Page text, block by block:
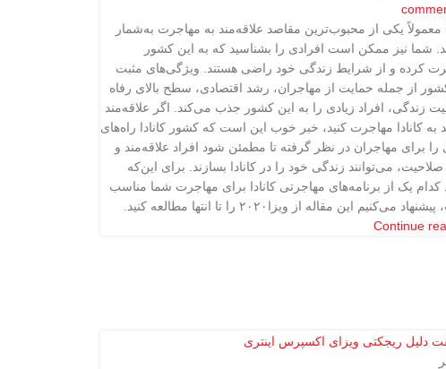
معمولاً یکی از محبوب‌ترین مقاصد علاقه‌مند به مهاجرت به‌شمار
شما نیز ممکن است افرادی را بشناسید که به این کشور
کرده و از شرایط زندگی خود راضی هستند. ویژگی‌های مثبت
از جمله حمایت از مهاجران، رشد اقتصادی، سطح بالای رفاه
زندگی، افراد زیادی را به این کشور جذب می‌کند. اگر علاقه‌مند
به کانادا مهاجرت کنید،‌ خبر خوب این است که کشور کانادا راه‌های
را برای مهاجران در نظر گرفته تا مطمئن شود افراد علاقه‌مند و
می‌توانند زندگی خود را در کانادا بسازند. برای این‌که
کدام یک از برنامه‌های مهاجرتی کانادا برای مهاجرت شما مناسب
می‌کنیم این مقاله از ویزا۲۰۲۰ را تا انتها مطالعه کنید.
Continue